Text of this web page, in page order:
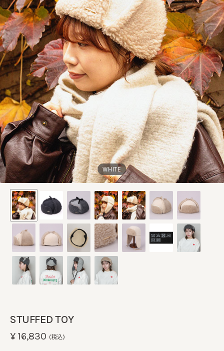
WHITE
STUFFED TOY
¥16,830 (税込)